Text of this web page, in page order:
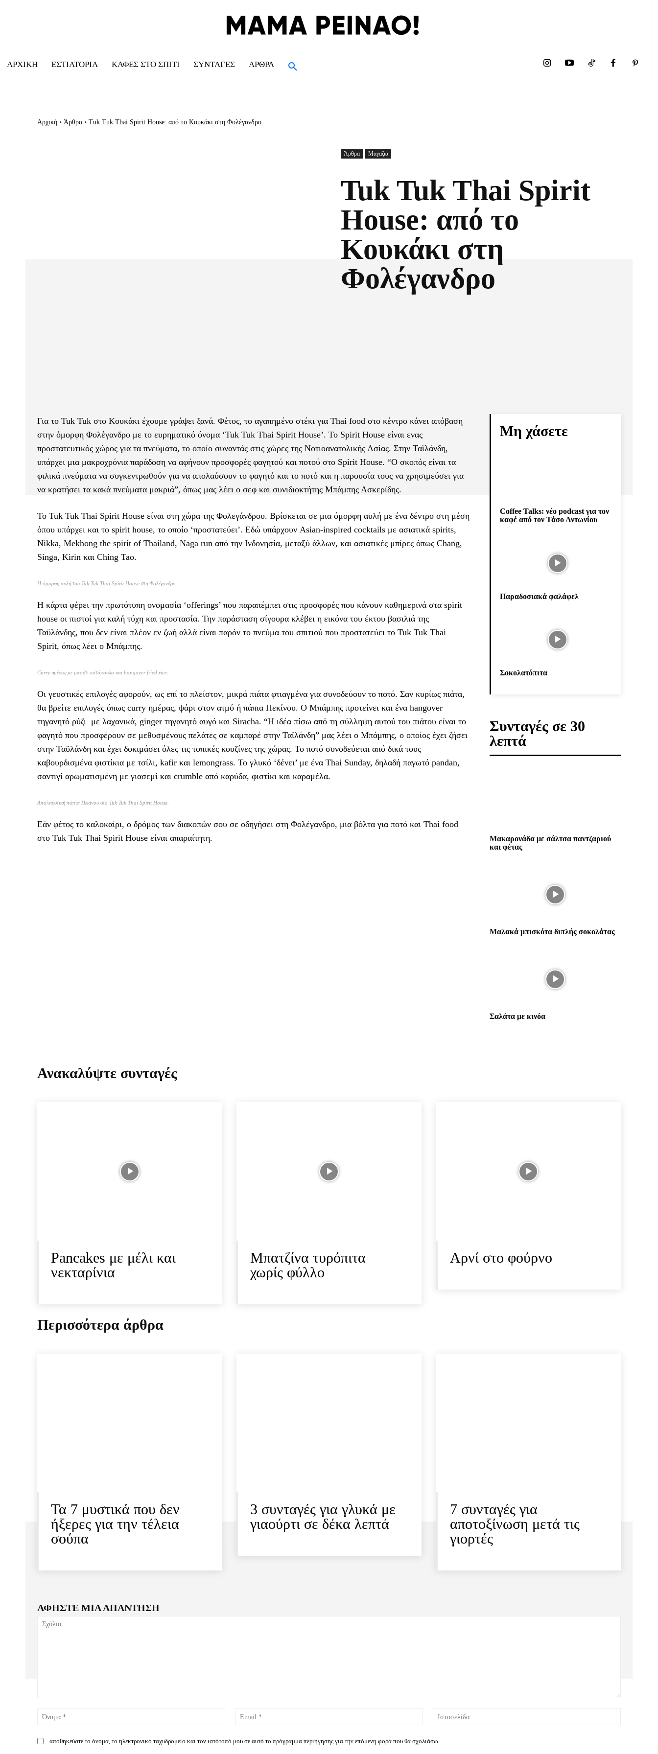
ΑΡΧΙΚΉ ΕΣΤΙΑΤΌΡΙΑ ΚΑΦΈΣ ΣΤΟ ΣΠΊΤΙ ΣΥΝΤΑΓΈΣ ΆΡΘΡΑ
Αρχική Άρθρα Tuk Tuk Thai Spirit House: από το Κουκάκι στη Φολέγανδρο
Άρθρα Μαγαζιά
Tuk Tuk Thai Spirit
House: από το
Κουκάκι στη
Φολέγανδρο
Για το Tuk Tuk στο Κουκάκι έχουμε γράψει ξανά. Φέτος, το αγαπημένο στέκι για Thai food στο κέντρο κάνει απόβαση
στην όμορφη Φολέγανδρο με το ευρηματικό όνομα ‘Tuk Tuk Thai Spirit House’. Το Spirit House είναι ενας
προστατευτικός χώρος για τα πνεύματα, το οποίο συναντάς στις χώρες της Νοτιοανατολικής Ασίας. Στην Ταϊλάνδη,
υπάρχει μια μακροχρόνια παράδοση να αφήνουν προσφορές φαγητού και ποτού στο Spirit House. “Ο σκοπός είναι τα
φιλικά πνεύματα να συγκεντρωθούν για να απολαύσουν το φαγητό και το ποτό και η παρουσία τους να χρησιμεύσει για
να κρατήσει τα κακά πνεύματα μακριά”, όπως μας λέει ο σεφ και συνιδιοκτήτης Μπάμπης Ασκερίδης.
Το Tuk Tuk Thai Spirit House είναι στη χώρα της Φολεγάνδρου. Βρίσκεται σε μια όμορφη αυλή με ένα δέντρο στη μέση
όπου υπάρχει και το spirit house, το οποίο ‘προστατεύει’. Εδώ υπάρχουν Asian-inspired cocktails με ασιατικά spirits,
Νikka, Mekhong the spirit of Thailand, Naga run από την Ινδονησία, μεταξύ άλλων, και ασιατικές μπίρες όπως Chang,
Singa, Kirin και Ching Tao.
Η όμορφη αυλή του Tuk Tuk Thai Spirit House στη Φολέγανδρο.
Η κάρτα φέρει την πρωτότυπη ονομασία ‘offerings’ που παραπέμπει στις προσφορές που κάνουν καθημερινά στα spirit
house οι πιστοί για καλή τύχη και προστασία. Την παράσταση σίγουρα κλέβει η εικόνα του έκτου βασιλιά της
Ταϋλάνδης, που δεν είναι πλέον εν ζωή αλλά είναι παρόν το πνεύμα του σπιτιού που προστατεύει το Tuk Tuk Thai
Spirit, όπως λέει ο Μπάμπης.
Curry ημέρας με μπούτι κοτόπουλο και hangover fried rice
Οι γευστικές επιλογές αφορούν, ως επί το πλείστον, μικρά πιάτα φτιαγμένα για συνοδεύουν το ποτό. Σαν κυρίως πιάτα,
θα βρείτε επιλογές όπως curry ημέρας, ψάρι στον ατμό ή πάπια Πεκίνου. Ο Μπάμπης προτείνει και ένα hangover
τηγανητό ρύζι με λαχανικά, ginger τηγανητό αυγό και Siracha. “Η ιδέα πίσω από τη σύλληψη αυτού του πιάτου είναι το
φαγητό που προσφέρουν σε μεθυσμένους πελάτες σε καμπαρέ στην Ταϊλάνδη” μας λέει ο Μπάμπης, ο οποίος έχει ζήσει
στην Ταϋλάνδη και έχει δοκιμάσει όλες τις τοπικές κουζίνες της χώρας. Το ποτό συνοδεύεται από δικά τους
καβουρδισμένα φιστίκια με τσίλι, kafir και lemongrass. Το γλυκό ‘δένει’ με ένα Thai Sunday, δηλαδή παγωτό pandan,
σαντιγί αρωματισμένη με γιασεμί και crumble από καρύδα, φιστίκι και καραμέλα.
Απολαυστική πάπια Πεκίνου στο Tuk Tuk Thai Spirit House.
Εάν φέτος το καλοκαίρι, ο δρόμος των διακοπών σου σε οδηγήσει στη Φολέγανδρο, μια βόλτα για ποτό και Thai food
στο Tuk Tuk Thai Spirit House είναι απαραίτητη.
Μη χάσετε
Coffee Talks: νέο podcast για τον
καφέ από τον Τάσο Αντωνίου
Παραδοσιακά φαλάφελ
Σοκολατόπιτα
Συνταγές σε 30
λεπτά
Μακαρονάδα με σάλτσα παντζαριού
και φέτας
Μαλακά μπισκότα διπλής σοκολάτας
Σαλάτα με κινόα
Ανακαλύψτε συνταγές
Pancakes με μέλι και
νεκταρίνια
Μπατζίνα τυρόπιτα
χωρίς φύλλο
Αρνί στο φούρνο
Περισσότερα άρθρα
Τα 7 μυστικά που δεν
ήξερες για την τέλεια
σούπα
3 συνταγές για γλυκά με
γιαούρτι σε δέκα λεπτά
7 συνταγές για
αποτοξίνωση μετά τις
γιορτές
ΑΦΗΣΤΕ ΜΙΑ ΑΠΑΝΤΗΣΗ
Όνομα:*
Email:*
αποθηκεύστε το όνομα, το ηλεκτρονικό ταχυδρομείο και τον ιστότοπό μου σε αυτό το πρόγραμμα περιήγησης για την επόμενη φορά που θα σχολιάσω.